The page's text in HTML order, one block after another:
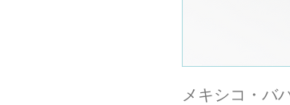
メキシコ・バ